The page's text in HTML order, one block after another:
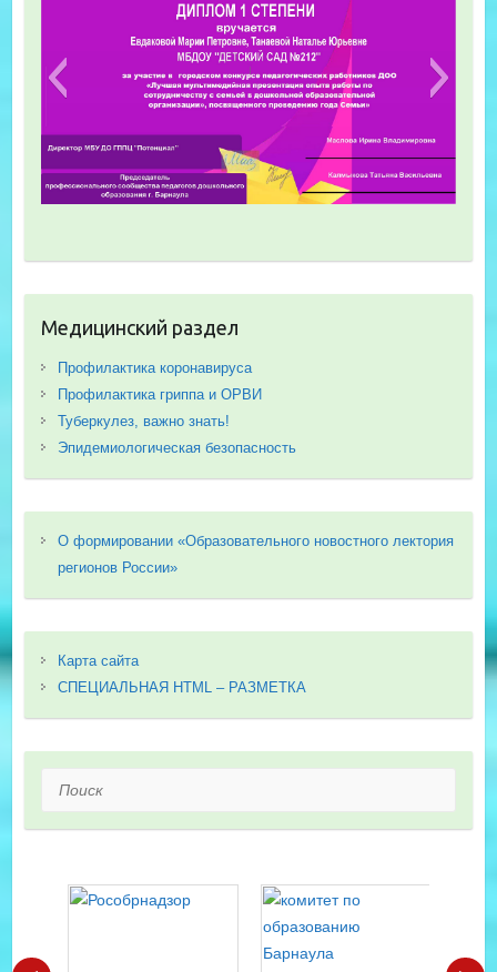
Медицинский раздел
Профилактика коронавируса
Профилактика гриппа и ОРВИ
Туберкулез, важно знать!
Эпидемиологическая безопасность
О формировании «Образовательного новостного лектория
регионов России»
Карта сайта
СПЕЦИАЛЬНАЯ HTML – РАЗМЕТКА
Поиск